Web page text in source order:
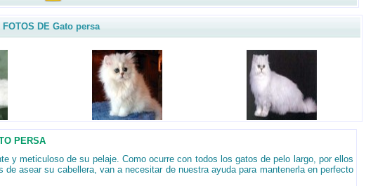
FOTOS DE Gato persa
PERSA
y meticuloso de su pelaje. Como ocurre con todos los gatos de pelo largo, por ellos
de asear su cabellera, van a necesitar de nuestra ayuda para mantenerla en perfecto